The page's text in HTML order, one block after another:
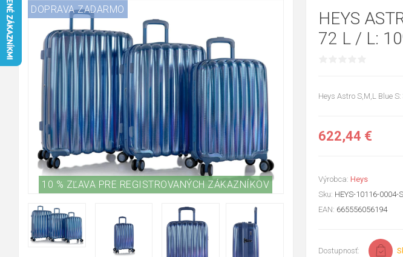
DOPRAVA ZADARMO
10 % ZĽAVA PRE REGISTROVANÝCH ZÁKAZNÍKOV
HEYS
72 L / L:
Heys Astro S,M,L Blue
622,44 €
Výrobca: Heys
Sku: HEYS-10116-0004-
EAN: 665556056194
Dostupnosť: